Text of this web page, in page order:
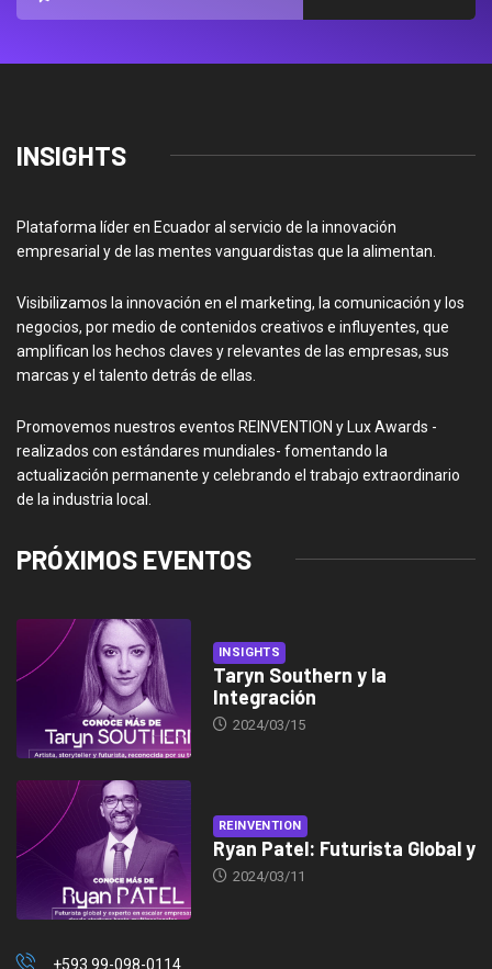
INSIGHTS
Plataforma líder en Ecuador al servicio de la innovación
empresarial y de las mentes vanguardistas que la alimentan.
Visibilizamos la innovación en el marketing, la comunicación y los
negocios, por medio de contenidos creativos e influyentes, que
amplifican los hechos claves y relevantes de las empresas, sus
marcas y el talento detrás de ellas.
Promovemos nuestros eventos REINVENTION y Lux Awards -
realizados con estándares mundiales- fomentando la
actualización permanente y celebrando el trabajo extraordinario
de la industria local.
PRÓXIMOS EVENTOS
INSIGHTS
Taryn Southern y la
Integración
2024/03/15
REINVENTION
Ryan Patel: Futurista Global y
2024/03/11
+593 99-098-0114